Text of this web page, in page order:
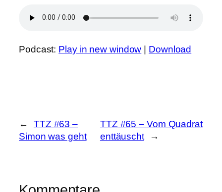
Podcast: Play in new window Download
←
TTZ #63 –
Simon was geht
TTZ #65 – Vom Quadrat
enttäuscht
→